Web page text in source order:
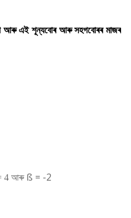
আৰু এই শূন্যবোৰ আৰু সহগবোৰৰ মাজৰ
4 আৰুß = -2